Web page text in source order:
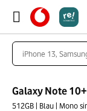
Galaxy Note 10+